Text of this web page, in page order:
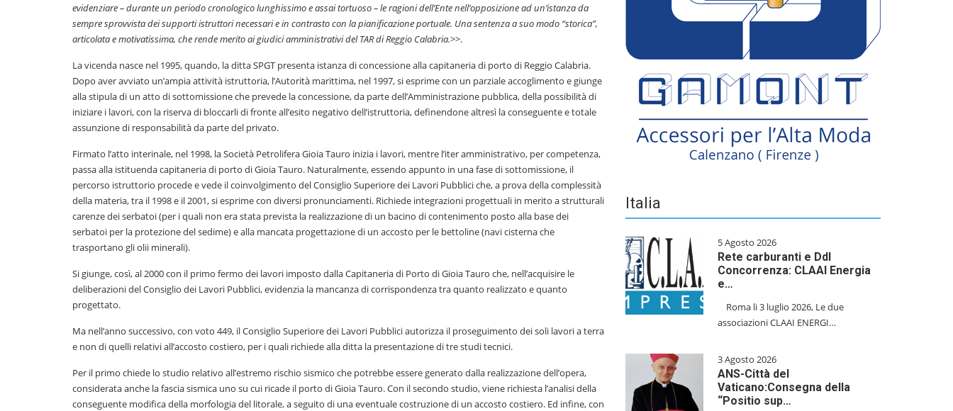
evidenziare – durante un periodo cronologico lunghissimo e assai tortuoso – le ragioni dell’Ente nell’opposizione ad un’istanza da
sempre sprovvista dei supporti istruttori necessari e in contrasto con la pianificazione portuale. Una sentenza a suo modo “storica”,
articolata e motivatissima, che rende merito ai giudici amministrativi del TAR di Reggio Calabria.>>.
La vicenda nasce nel 1995, quando, la ditta SPGT presenta istanza di concessione alla capitaneria di porto di Reggio Calabria.
Dopo aver avviato un’ampia attività istruttoria, l’Autorità marittima, nel 1997, si esprime con un parziale accoglimento e giunge
alla stipula di un atto di sottomissione che prevede la concessione, da parte dell’Amministrazione pubblica, della possibilità di
iniziare i lavori, con la riserva di bloccarli di fronte all’esito negativo dell’istruttoria, definendone altresì la conseguente e totale
assunzione di responsabilità da parte del privato.
Firmato l’atto interinale, nel 1998, la Società Petrolifera Gioia Tauro inizia i lavori, mentre l’iter amministrativo, per competenza,
passa alla istituenda capitaneria di porto di Gioia Tauro. Naturalmente, essendo appunto in una fase di sottomissione, il
percorso istruttorio procede e vede il coinvolgimento del Consiglio Superiore dei Lavori Pubblici che, a prova della complessità
della materia, tra il 1998 e il 2001, si esprime con diversi pronunciamenti. Richiede integrazioni progettuali in merito a strutturali
carenze dei serbatoi (per i quali non era stata prevista la realizzazione di un bacino di contenimento posto alla base dei
serbatoi per la protezione del sedime) e alla mancata progettazione di un accosto per le bettoline (navi cisterna che
trasportano gli olii minerali).
Si giunge, così, al 2000 con il primo fermo dei lavori imposto dalla Capitaneria di Porto di Gioia Tauro che, nell’acquisire le
deliberazioni del Consiglio dei Lavori Pubblici, evidenzia la mancanza di corrispondenza tra quanto realizzato e quanto
progettato.
Ma nell’anno successivo, con voto 449, il Consiglio Superiore dei Lavori Pubblici autorizza il proseguimento dei soli lavori a terra
e non di quelli relativi all’accosto costiero, per i quali richiede alla ditta la presentazione di tre studi tecnici.
Per il primo chiede lo studio relativo all’estremo rischio sismico che potrebbe essere generato dalla realizzazione dell’opera,
considerata anche la fascia sismica uno su cui ricade il porto di Gioia Tauro. Con il secondo studio, viene richiesta l’analisi della
conseguente modifica della morfologia del litorale, a seguito di una eventuale costruzione di un accosto costiero. Ed infine, con
Italia
5 Agosto 2026
Rete carburanti e Ddl
Concorrenza: CLAAI Energia
e…
​Roma li 3 luglio 2026, Le due
associazioni CLAAI ENERGI…
3 Agosto 2026
ANS-Città del
Vaticano:Consegna della
“Positio sup…